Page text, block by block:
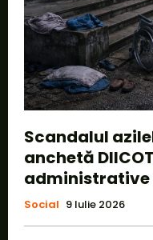
Scandalul
anchetă
administrative
Social 9 Iulie 2026